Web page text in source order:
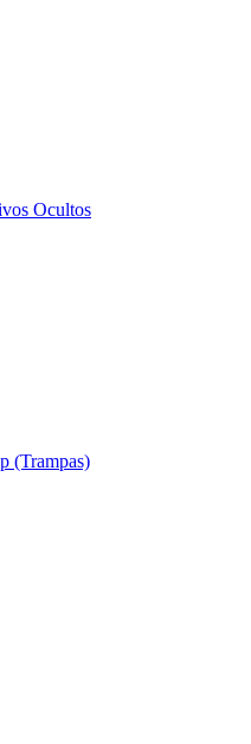
Ocultos
(Trampas)